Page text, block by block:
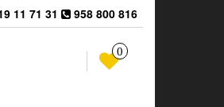
11 71 31 958 800 816
0